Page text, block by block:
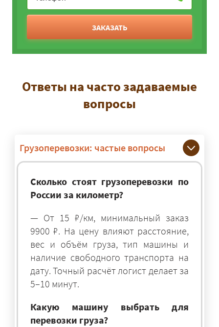
ЗАКАЗАТЬ
Ответы на часто задаваемые
вопросы
Грузоперевозки: частые вопросы
Сколько стоят грузоперевозки по
России за километр?
— От 15 ₽/км, минимальный заказ
9900 ₽. На цену влияют расстояние,
вес и объём груза, тип машины и
наличие свободного транспорта на
дату. Точный расчёт логист делает за
5–10 минут.
Какую машину выбрать для
перевозки груза?